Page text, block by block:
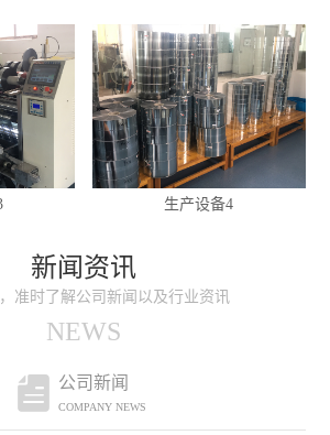
生产设备4
新闻资讯
准时了解公司新闻以及行业资讯
NEWS
 公司新闻
COMPANY NEWS